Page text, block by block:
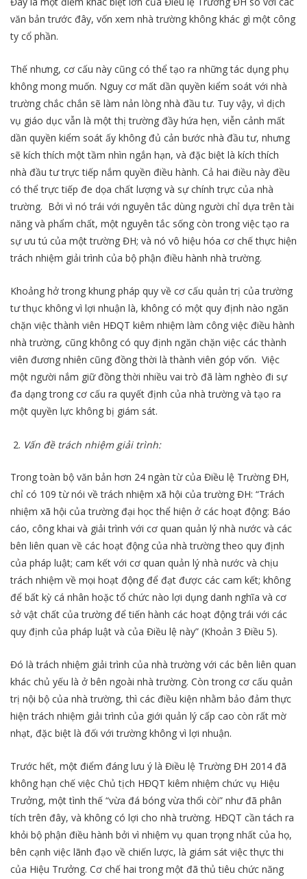
văn bản trước đây, vốn xem nhà trường không khác gì một công
ty cổ phần.
Thế nhưng, cơ cấu này cũng có thể tạo ra những tác dụng phụ
không mong muốn. Nguy cơ mất dần quyền kiểm soát với nhà
trường chắc chắn sẽ làm nản lòng nhà đầu tư. Tuy vậy, vì dịch
vụ giáo dục vẫn là một thị trường đầy hứa hẹn, viễn cảnh mất
dần quyền kiểm soát ấy không đủ cản bước nhà đầu tư, nhưng
sẽ kích thích một tầm nhìn ngắn hạn, và đặc biệt là kích thích
nhà đầu tư trực tiếp nắm quyền điều hành. Cả hai điều này đều
có thể trực tiếp đe dọa chất lượng và sự chính trực của nhà
trường. Bởi vì nó trái với nguyên tắc dùng người chỉ dựa trên tài
năng và phẩm chất, một nguyên tắc sống còn trong việc tạo ra
sự ưu tú của một trường ĐH; và nó vô hiệu hóa cơ chế thực hiện
trách nhiệm giải trình của bộ phận điều hành nhà trường.
Khoảng hở trong khung pháp quy về cơ cấu quản trị của trường
tư thục không vì lợi nhuận là, không có một quy định nào ngăn
chặn việc thành viên HĐQT kiêm nhiệm làm công việc điều hành
nhà trường, cũng không có quy định ngăn chặn việc các thành
viên đương nhiên cũng đồng thời là thành viên góp vốn. Việc
một người nắm giữ đồng thời nhiều vai trò đã làm nghèo đi sự
đa dạng trong cơ cấu ra quyết định của nhà trường và tạo ra
một quyền lực không bị giám sát.
Vấn đề trách nhiệm giải trình:
Trong toàn bộ văn bản hơn 24 ngàn từ của Điều lệ Trường ĐH,
chỉ có 109 từ nói về trách nhiệm xã hội của trường ĐH: “Trách
nhiệm xã hội của trường đại học thể hiện ở các hoạt động: Báo
cáo, công khai và giải trình với cơ quan quản lý nhà nước và các
bên liên quan về các hoạt động của nhà trường theo quy định
của pháp luật; cam kết với cơ quan quản lý nhà nước và chịu
trách nhiệm về mọi hoạt động để đạt được các cam kết; không
để bất kỳ cá nhân hoặc tổ chức nào lợi dụng danh nghĩa và cơ
sở vật chất của trường để tiến hành các hoạt động trái với các
quy định của pháp luật và của Điều lệ này” (Khoản 3 Điều 5).
Đó là trách nhiệm giải trình của nhà trường với các bên liên quan
khác chủ yếu là ở bên ngoài nhà trường. Còn trong cơ cấu quản
trị nội bộ của nhà trường, thì các điều kiện nhằm bảo đảm thực
hiện trách nhiệm giải trình của giới quản lý cấp cao còn rất mờ
nhạt, đặc biệt là đối với trường không vì lợi nhuận.
Trước hết, một điểm đáng lưu ý là Điều lệ Trường ĐH 2014 đã
không hạn chế việc Chủ tịch HĐQT kiêm nhiệm chức vụ Hiệu
Trưởng, một tình thế “vừa đá bóng vừa thổi còi” như đã phân
tích trên đây, và không có lợi cho nhà trường. HĐQT cần tách ra
khỏi bộ phận điều hành bởi vì nhiệm vụ quan trọng nhất của họ,
bên cạnh việc lãnh đạo về chiến lược, là giám sát việc thực thi
của Hiệu Trưởng. Cơ chế hai trong một đã thủ tiêu chức năng